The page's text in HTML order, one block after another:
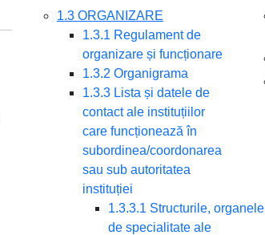
1.3 ORGANIZARE
1.3.1 Regulament de
organizare și funcționare
1.3.2 Organigrama
1.3.3 Lista și datele de
contact ale instituțiilor
care funcționează în
subordinea/coordonarea
sau sub autoritatea
instituției
1.3.3.1 Structurile, organele
de specialitate ale